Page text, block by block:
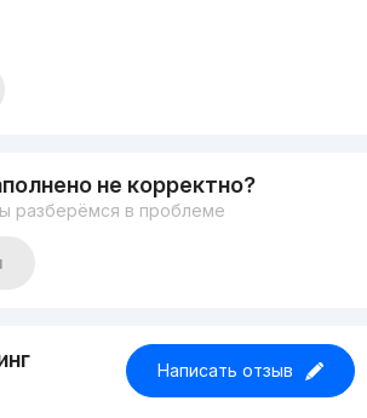
,Боходырне корректно?
разберёмся в проблеме
Написать отзыв